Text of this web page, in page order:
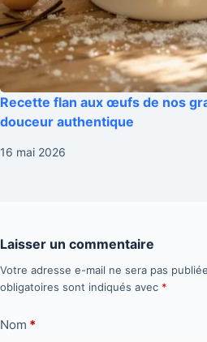
Recette flan aux œufs de nos
douceur authentique
16 mai 2026
Laisser un commentaire
Votre adresse e-mail ne sera pas
obligatoires sont indiqués avec *
Nom *